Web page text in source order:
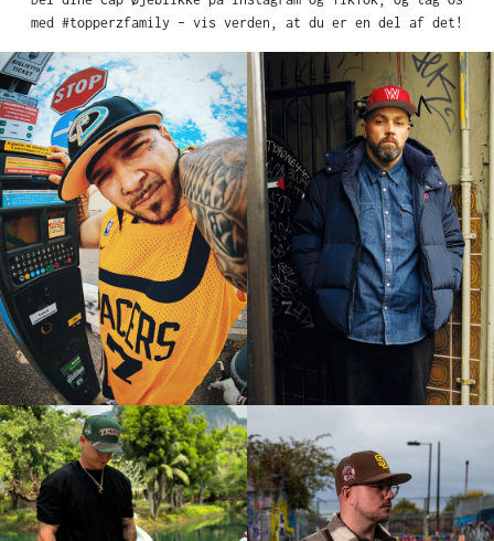
med #topperzfamily – vis verden, at du er en del af det!